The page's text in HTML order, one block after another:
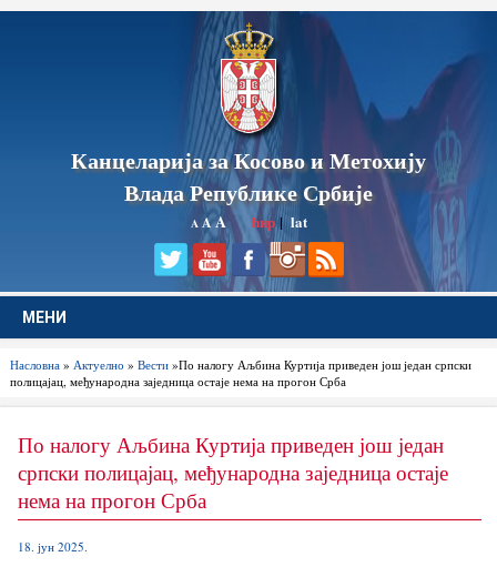
Канцеларија за Косово и Метохију
Влада Републике Србије
A AA ћир|lat
МЕНИ
Насловна» Актуелно » Вести»По налогу Аљбина Куртија приведен још један српски
полицајац, међународна заједница остаје нема на прогон Срба
По налогу Аљбина Куртија приведен још један
српски полицајац, међународна заједница остаје
нема на прогон Срба
18. јун 2025.